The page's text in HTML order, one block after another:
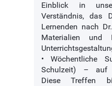
Einblick in
Verständnis, das
Lernenden nach
Materialien und
• Wöchentliche
Schulzeit) – auf
Diese Treffen